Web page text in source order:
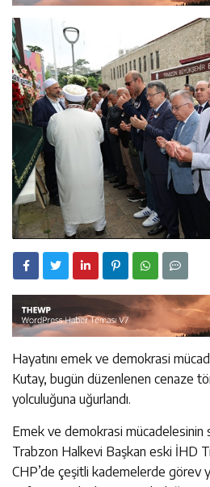
8:15 Çeyrek Asırlık Eser
18:31 Beşikdüzü’nde Trafik Kazası
Hayatını emek ve demokrasi
Kutay, bugün düzenlenen cenaze
yolculuğuna uğurlandı.
Emek ve demokrasi mücadelesinin
Trabzon Halkevi Başkan eski İHD
CHP’de çeşitli kademelerde görev